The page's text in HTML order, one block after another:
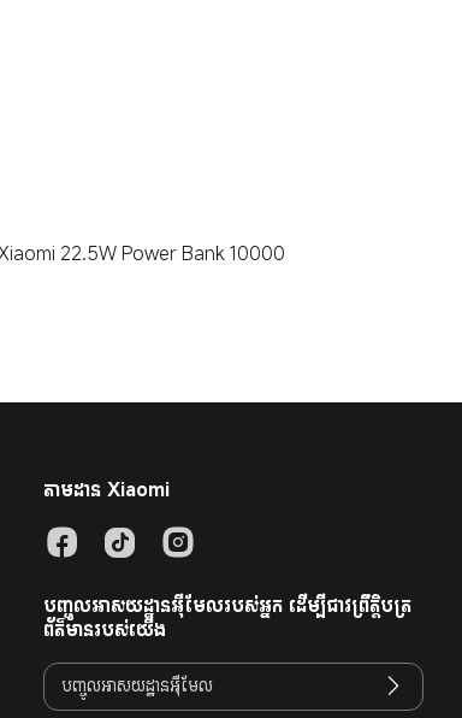
22.5W Power Bank 10000
តាមដាន Xiaomi
បញ្ចូលអាសយដ្ឋានអ៊ីមែលរបស់អ្នក ដើម្បីជាវព្រឹត្តិបត្រ
ព័ត៌មានរបស់យើង